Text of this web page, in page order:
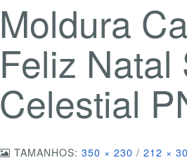
Moldura
Feliz Natal
Celestial
TAMANHOS:350 × 230 / 212 ×